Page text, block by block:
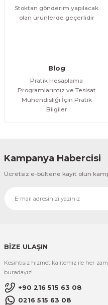
Stoktan gönderim yapılacak
olan ürünlerde geçerlidir
Blog
Pratik Hesaplama
Programlarımız ve Tesisat
Mühendisliği İçin Pratik
Bilgiler
Kampanya Habercisi
Ücretsiz e-bültene kayıt olun
BİZE ULAŞIN
Kesintisiz hizmet kalitemiz ile her
buradayız!
+90 216 515 63 08
0216 515 63 08